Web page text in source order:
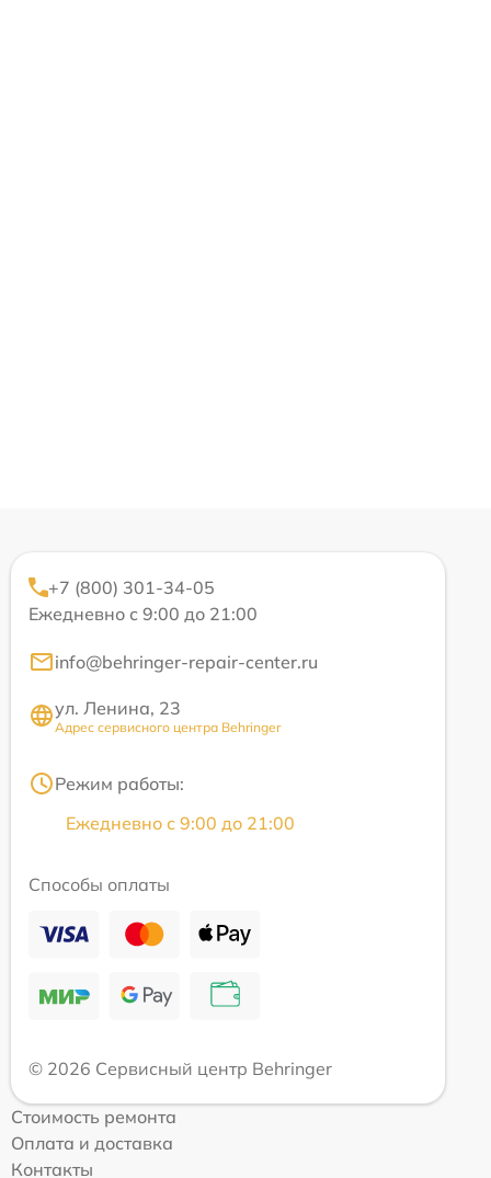
+7 (800) 301-34-05
Ежедневно с 9:00 до 21:00
info@behringer-repair-center.ru
ул. Ленина, 23
Адрес сервисного центра Behringer
Режим работы:
Ежедневно с 9:00 до 21:00
Способы оплаты
© 2026 Сервисный центр Behringer
Стоимость ремонта
Оплата и доставка
Контакты